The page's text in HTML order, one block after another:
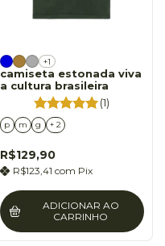
+1
camiseta estonada viva
a cultura brasileira
(1)
p m g + 2
R$129,90
R$123,41 com Pix
ADICIONAR AO
CARRINHO